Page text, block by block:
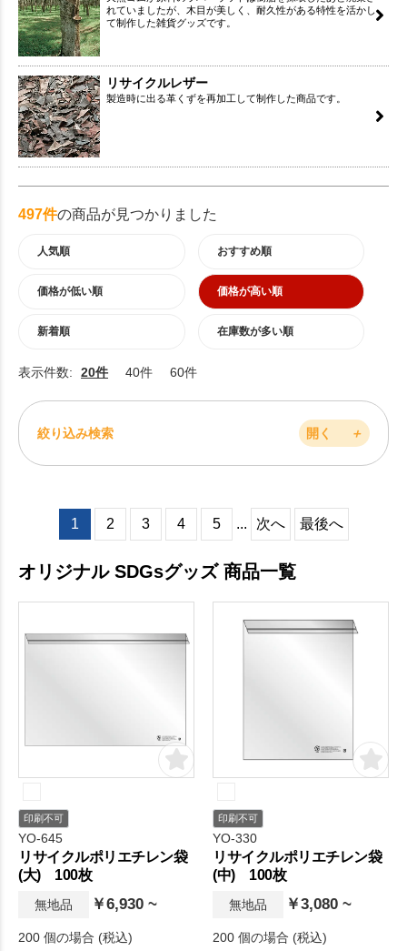
れていましたが、木目が美しく、耐久性がある特性を活かし
て制作した雑貨グッズです。
リサイクルレザー
製造時に出る革くずを再加工して制作した商品です。
497件の商品が見つかりました
人気順 おすすめ順
価格が低い順 価格が高い順
新着順 在庫数が多い順
表示件数: 20件 40件 60件
絞り込み検索 開く ＋
1 2 3 4 5 ... 次へ 最後へ
オリジナル SDGsグッズ 商品一覧
印刷不可
YO-645
リサイクルポリエチレン袋
(大) 100枚
無地品 ￥6,930 ~
200 個の場合 (税込)
印刷不可
YO-330
リサイクルポリエチレン袋
(中) 100枚
無地品 ￥3,080 ~
200 個の場合 (税込)